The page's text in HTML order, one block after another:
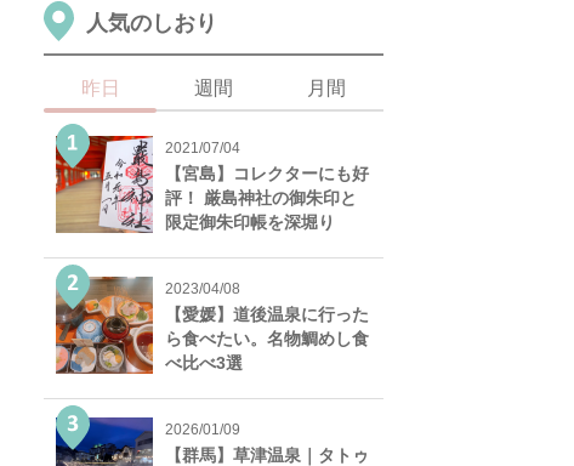
人気のしおり
昨日 週間 月間
2021/07/04
【宮島】コレクターにも好
評！ 厳島神社の御朱印と
限定御朱印帳を深堀り
2023/04/08
【愛媛】道後温泉に行った
ら食べたい。名物鯛めし食
べ比べ3選
2026/01/09
【群馬】草津温泉｜タトゥ